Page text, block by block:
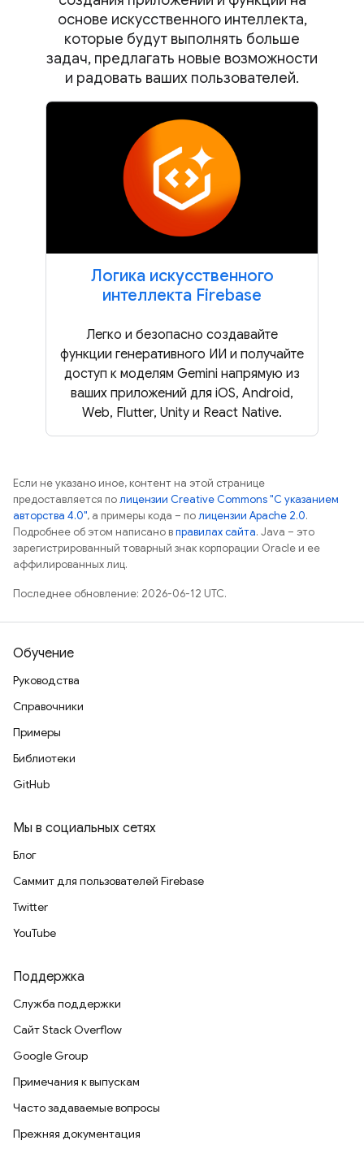
основе искусственного интеллекта,
которые будут выполнять больше
задач, предлагать новые возможности
и радовать ваших пользователей.
Логика искусственного
интеллекта Firebase
Легко и безопасно создавайте
функции генеративного ИИ и получайте
доступ к моделям Gemini напрямую из
ваших приложений для iOS, Android,
Web, Flutter, Unity и React Native.
Если не указано иное, контент на этой странице
предоставляется полицензии Creative Commons "С указанием
авторства 4.0", а примеры кода – полицензии Apache 2.0.
Подробнее об этом написано вправилах сайта. Java – это
зарегистрированный товарный знак корпорации Oracle и ее
аффилированных лиц.
Последнее обновление: 2026-06-12 UTC.
Обучение
Руководства
Справочники
Примеры
Библиотеки
GitHub
Мы в социальных сетях
Блог
Саммит для пользователей Firebase
Twitter
YouTube
Поддержка
Служба поддержки
Сайт Stack Overflow
Google Group
Примечания к выпускам
Часто задаваемые вопросы
Прежняя документация